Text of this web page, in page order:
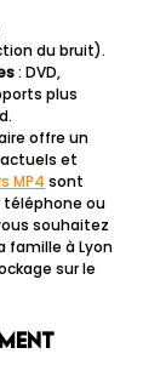
du bruit).
: DVD,
plus
offre un
et
MP4 sont
téléphone ou
souhaitez
famille à Lyon
sur le